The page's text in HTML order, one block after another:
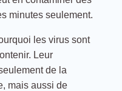
minutes seulement.
les virus sont
Leur
de la
mais aussi de